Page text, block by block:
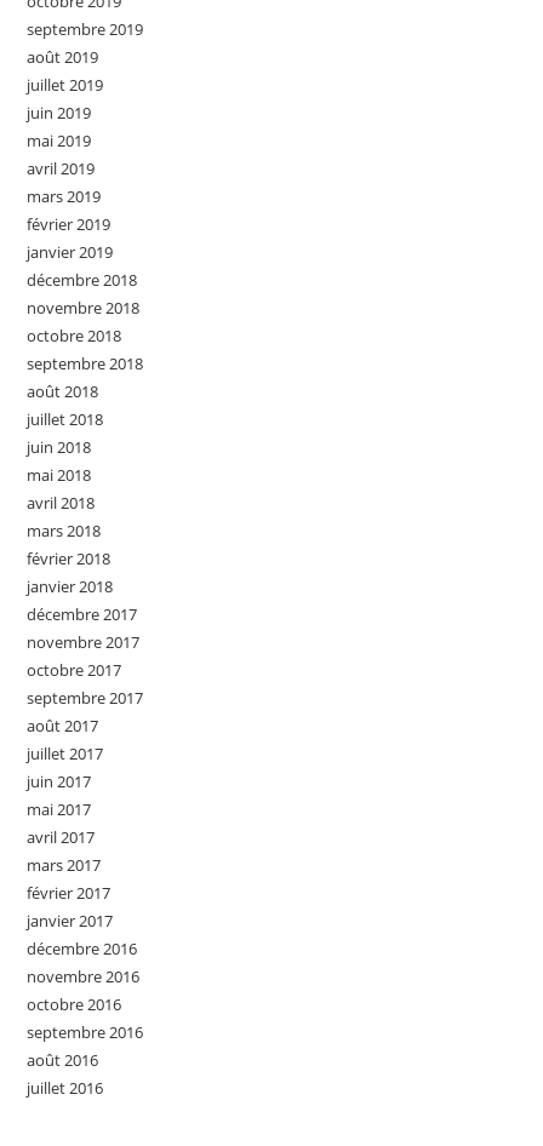
septembre 2019
août 2019
juillet 2019
juin 2019
mai 2019
avril 2019
mars 2019
février 2019
janvier 2019
décembre 2018
novembre 2018
octobre 2018
septembre 2018
août 2018
juillet 2018
juin 2018
mai 2018
avril 2018
mars 2018
février 2018
janvier 2018
décembre 2017
novembre 2017
octobre 2017
septembre 2017
août 2017
juillet 2017
juin 2017
mai 2017
avril 2017
mars 2017
février 2017
janvier 2017
décembre 2016
novembre 2016
octobre 2016
septembre 2016
août 2016
juillet 2016